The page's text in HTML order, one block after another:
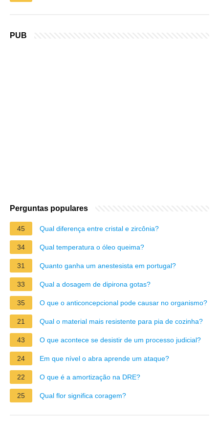
PUB
Perguntas populares
45 Qual diferença entre cristal e zircônia?
34 Qual temperatura o óleo queima?
31 Quanto ganha um anestesista em portugal?
33 Qual a dosagem de dipirona gotas?
35 O que o anticoncepcional pode causar no organismo?
21 Qual o material mais resistente para pia de cozinha?
43 O que acontece se desistir de um processo judicial?
24 Em que nível o abra aprende um ataque?
22 O que é a amortização na DRE?
25 Qual flor significa coragem?